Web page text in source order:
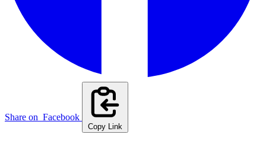
Share on Facebook
Copy Link